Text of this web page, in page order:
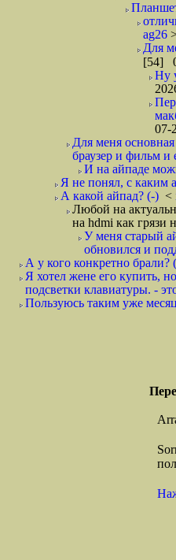
ag26
Для
[54]
Ну
07-
Для меня
браузер и фильм
И на айпаде
Я не понял, с каким
А какой айпад? (-) <
Любой на
на hdmi как грязи
У меня старый
обновился и
А у кого конкретно брали?
Я хотел жене его купить,
подсветки клавиатуры. -
Пользуюсь таким уже